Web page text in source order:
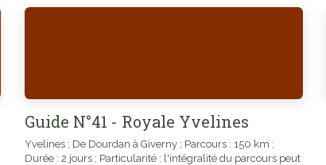
Guide N°41 - Royale Yvelines
Yvelines ; De Dourdan à Giverny ; Parcours : 150 km ;
Durée : 2 jours ; Particularité : l'intégralité du parcours peut